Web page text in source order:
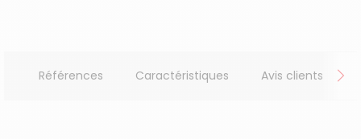
Références Caractéristiques Avis clients